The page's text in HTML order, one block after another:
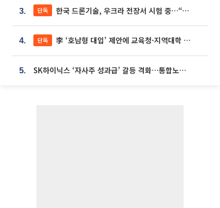
3. 단독 한국 드론기술, 우크라 전장서 시험 중…“스타트업 여러 곳 참여”
4. 단독 李 ‘호남형 대입’ 제안에 교육청·지역대학 서·논술형 입시 연계 '착수'
5. SK하이닉스 ‘자사주 성과급’ 갈등 격화…통합노조 출범 움직임